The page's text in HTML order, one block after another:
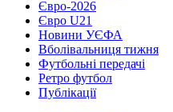
Євро-2026
Євро U21
Новини УЄФА
Вболівальниця тижня
Футбольні передачі
Ретро футбол
Публікації